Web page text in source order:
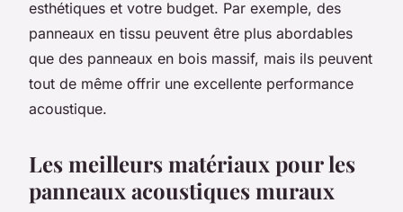
esthétiques et votre budget. Par exemple, des
panneaux en tissu peuvent être plus abordables
que des panneaux en bois massif, mais ils peuvent
tout de même offrir une excellente performance
acoustique.
Les meilleurs matériaux pour les
panneaux acoustiques muraux